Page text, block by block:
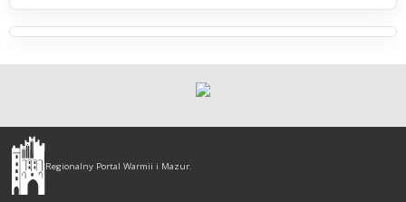
Olsztyn
-
regionalny
Regionalny Portal Warmii i Mazur.